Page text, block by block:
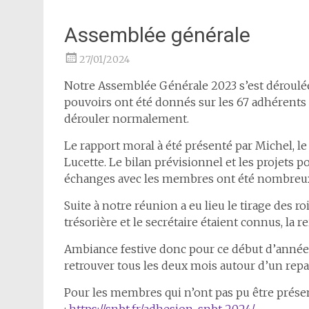
Assemblée générale
27/01/2024
Notre Assemblée Générale 2023 s’est
pouvoirs ont été donnés sur les 67
dérouler normalement.
Le rapport moral à été présenté par Michel,
Lucette. Le bilan prévisionnel et les projets
échanges avec les membres ont été
Suite à notre réunion a eu lieu le tirage des
trésorière et le secrétaire étaient connus, la
Ambiance festive donc pour ce début
retrouver tous les deux mois autour d’un
Pour les membres qui n’ont pas pu être